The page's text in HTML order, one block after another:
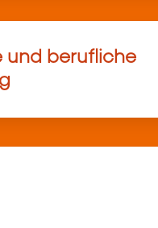
und berufliche